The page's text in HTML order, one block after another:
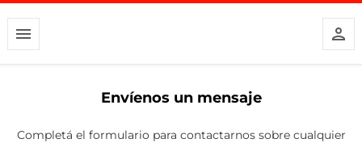
Envíenos un mensaje
Completá el formulario para contactarnos sobre cualquier